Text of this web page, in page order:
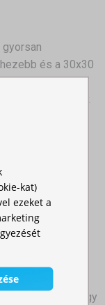
gyorsan
és a 30x30
megfelelő
értékelni fogják
az acélváz.
gyorsan
erős.
gyorsan
keresnek,
profilú váz. Ez egy
kat)
ezeket a